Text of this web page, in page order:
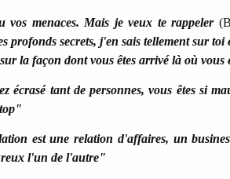
vos menaces. Mais je veux te rappeler
profonds secrets, j'en sais tellement sur toi
la façon dont vous êtes arrivé là où vous
écrasé tant de personnes, vous êtes si
est une relation d'affaires, un
l'un de l'autre"